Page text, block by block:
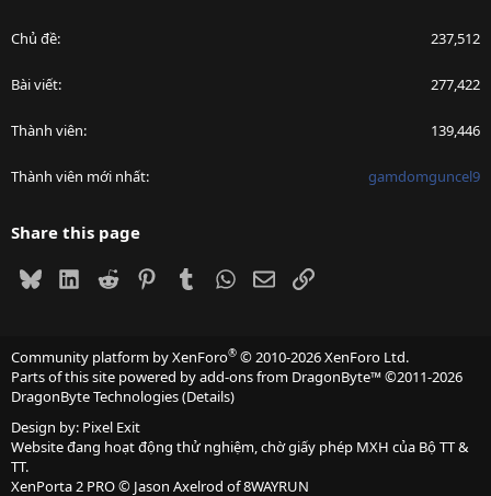
Chủ đề 237,512
Bài viết 277,422
Thành viên 139,446
Thành viên mới nhất gamdomguncel9
Share this page
BlueskyLinkedIn
Reddit PinterestTumblrWhatsApp
EmailLink
Community platform by XenForo® © 2010-2026 XenForo Ltd.
Parts of this site powered byadd-ons from DragonByte™©2011-2026
DragonByte Technologies(Details)
Design by: Pixel Exit
Website đang hoạt động thử nghiệm, chờ giấy phép MXH của Bộ TT &
TT.
XenPorta 2 PRO© Jason Axelrod of8WAYRUN